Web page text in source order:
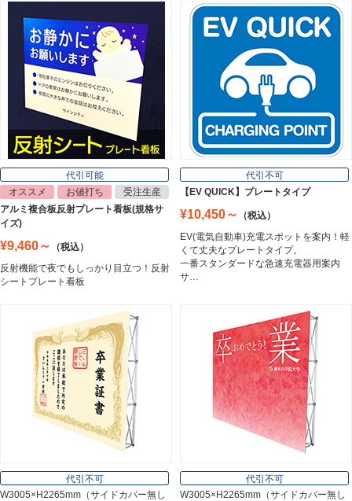
Magnet Sheet
インクジェットメディア
Inkjet Media
看板照明
Lighting Equipment
トラスコ中山
Trusco Nakayama
インテリア
Interior
オフィス用品
Office Supplies
代引可能
オススメ
お値打ち
受注生産
アルミ複合板反射プレート看板(規格サ
イズ)
¥9,460～
（税込）
反射機能で夜でもしっかり目立つ！反射
シートプレート看板
代引不可
【EV QUICK】プレートタイプ
¥10,450～
（税込）
EV(電気自動車)充電スポットを案内！軽
くて丈夫なプレートタイプ。
一番スタンダードな急速充電器用案内
サ…
代引不可
W3005×H2265mm（サイドカバー無し
代引不可
W3005×H2265mm（サイドカバー無し